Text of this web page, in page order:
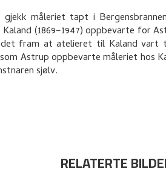
måleriet tapt i
(1869–1947) oppbevarte for
det fram at atelieret til Kaland vart
Astrup oppbevarte måleriet hos
sjølv.
RELATERTE